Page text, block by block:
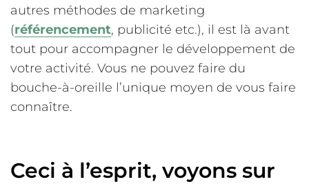
autres méthodes de marketing
(référencement, publicité etc.), il est là avant
tout pour accompagner le développement de
votre activité. Vous ne pouvez faire du
bouche-à-oreille l’unique moyen de vous faire
connaître.
Ceci à l’esprit, voyons sur